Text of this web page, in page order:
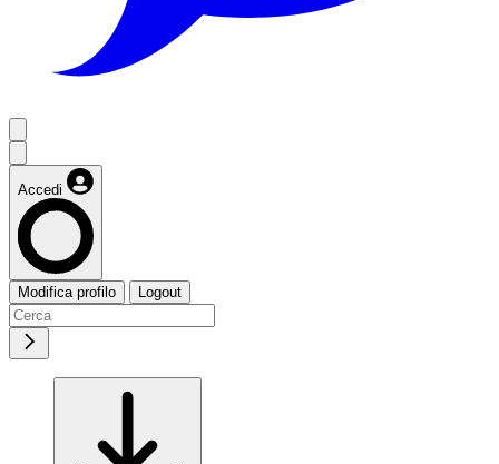
Accedi
Modifica profilo Logout